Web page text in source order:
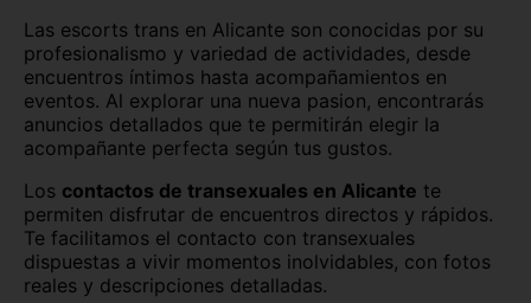
Palencia capital Palma de Mallorca
Pamplona Pontevedra capital
Salamanca capital San Sebastián
Segovia capital Sevilla capital
Soria capital Tarragona capital
Las escorts trans en Alicante son conocidas por su
profesionalismo y variedad de actividades, desde
encuentros íntimos hasta acompañamientos en
eventos. Al explorar una nueva pasion, encontrarás
anuncios detallados que te permitirán elegir la
acompañante perfecta según tus gustos.
Los contactos de transexuales en Alicante te
permiten disfrutar de encuentros directos y rápidos.
Te facilitamos el contacto con transexuales
dispuestas a vivir momentos inolvidables, con fotos
reales y descripciones detalladas.